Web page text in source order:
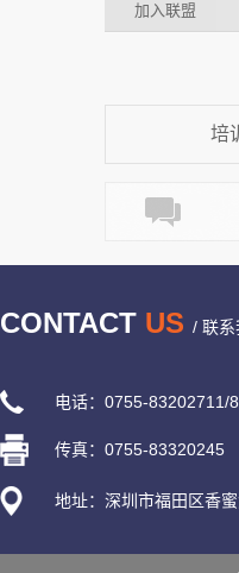
加入联盟
培
CONTACT US / 联系
电话：0755-83202711/
传真：0755-83320245
地址：深圳市福田区香